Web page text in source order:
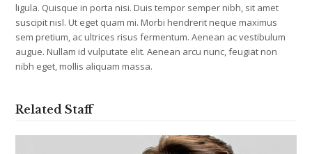
ligula. Quisque in porta nisi. Duis tempor semper nibh, sit amet
suscipit nisl. Ut eget quam mi. Morbi hendrerit neque maximus
sem pretium, ac ultrices risus fermentum. Aenean ac vestibulum
augue. Nullam id vulputate elit. Aenean arcu nunc, feugiat non
nibh eget, mollis aliquam massa.
Related Staff